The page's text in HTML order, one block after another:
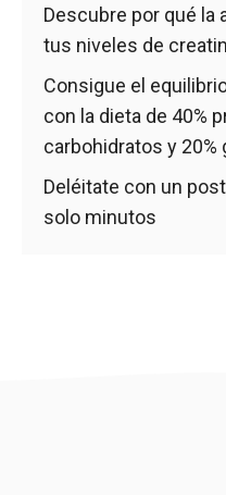
Descubre por qué la
tus niveles de
Consigue el
con la dieta de 40%
carbohidratos y 20%
Deléitate con un
solo minutos